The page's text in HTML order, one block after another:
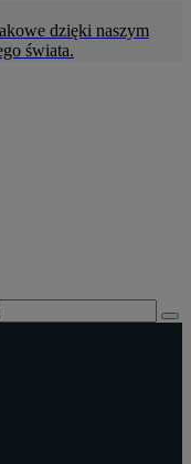
dzięki naszym
świata.